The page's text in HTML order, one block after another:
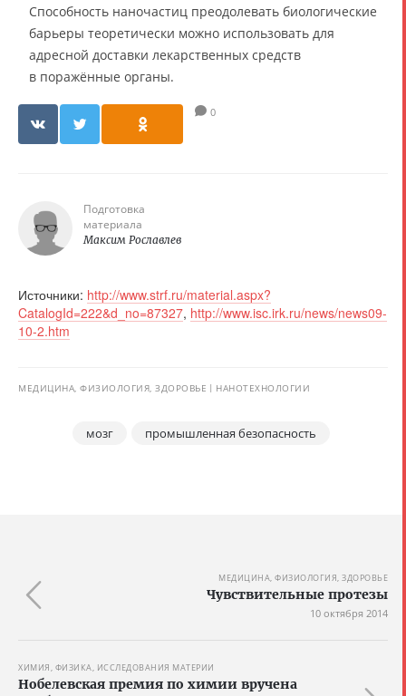
Способность наночастиц преодолевать биологические
барьеры теоретически можно использовать для
адресной доставки лекарственных средств
в поражённые органы.
0
Подготовка
материала
Максим Рославлев
Источники: http://www.strf.ru/material.aspx?
CatalogId=222&d_no=87327, http://www.isc.irk.ru/news/news09-
10-2.htm
МЕДИЦИНА, ФИЗИОЛОГИЯ, ЗДОРОВЬЕ НАНОТЕХНОЛОГИИ
мозг промышленная безопасность
МЕДИЦИНА, ФИЗИОЛОГИЯ, ЗДОРОВЬЕ
Чувствительные протезы
10 октября 2014
ХИМИЯ, ФИЗИКА, ИССЛЕДОВАНИЯ МАТЕРИИ
Нобелевская премия по химии вручена